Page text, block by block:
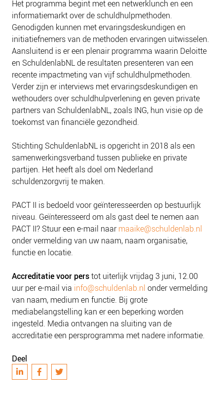
Het programma begint met een netwerklunch en een
informatiemarkt over de schuldhulpmethoden.
Genodigden kunnen met ervaringsdeskundigen en
initiatiefnemers van de methoden ervaringen uitwisselen.
Aansluitend is er een plenair programma waarin Deloitte
en SchuldenlabNL de resultaten presenteren van een
recente impactmeting van vijf schuldhulpmethoden.
Verder zijn er interviews met ervaringsdeskundigen en
wethouders over schuldhulpverlening en geven private
partners van SchuldenlabNL, zoals ING, hun visie op de
toekomst van financiële gezondheid.
Stichting SchuldenlabNL is opgericht in 2018 als een
samenwerkingsverband tussen publieke en private
partijen. Het heeft als doel om Nederland
schuldenzorgvrij te maken.
PACT II is bedoeld voor geïnteresseerden op bestuurlijk
niveau. Geïnteresseerd om als gast deel te nemen aan
PACT II? Stuur een e-mail naarmaaike@schuldenlab.nl
onder vermelding van uw naam, naam organisatie,
functie en locatie.
Accreditatievoor perstot uiterlijk vrijdag 3 juni, 12.00
uur per e-mail via info@schuldenlab.nl onder vermelding
van naam, medium en functie. Bij grote
mediabelangstelling kan er een beperking worden
ingesteld. Media ontvangen na sluiting van de
accreditatie een persprogramma met nadere informatie.
Deel